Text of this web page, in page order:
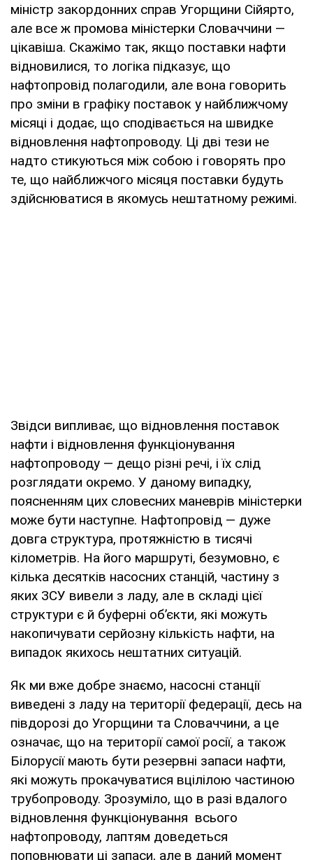
міністр закордонних справ Угорщини Сійярто,
але все ж промова міністерки Словаччини —
цікавіша. Скажімо так, якщо поставки нафти
відновилися, то логіка підказує, що
нафтопровід полагодили, але вона говорить
про зміни в графіку поставок у найближчому
місяці і додає, що сподівається на швидке
відновлення нафтопроводу. Ці дві тези не
надто стикуються між собою і говорять про
те, що найближчого місяця поставки будуть
здійснюватися в якомусь нештатному режимі.
Звідси випливає, що відновлення поставок
нафти і відновлення функціонування
нафтопроводу — дещо різні речі, і їх слід
розглядати окремо. У даному випадку,
поясненням цих словесних маневрів міністерки
може бути наступне. Нафтопровід — дуже
довга структура, протяжністю в тисячі
кілометрів. На його маршруті, безумовно, є
кілька десятків насосних станцій, частину з
яких ЗСУ вивели з ладу, але в складі цієї
структури є й буферні об’єкти, які можуть
накопичувати серйозну кількість нафти, на
випадок якихось нештатних ситуацій.
Як ми вже добре знаємо, насосні станції
виведені з ладу на території федерації, десь на
півдорозі до Угорщини та Словаччини, а це
означає, що на території самої росії, а також
Білорусії мають бути резервні запаси нафти,
які можуть прокачуватися вцілілою частиною
трубопроводу. Зрозуміло, що в разі вдалого
відновлення функціонування всього
нафтопроводу, лаптям доведеться
поповнювати ці запаси, але в даний момент